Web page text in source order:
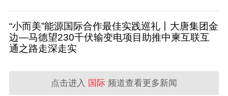
“小而美”能源国际合作最佳实践巡礼丨大唐集团金
边—马德望230千伏输变电项目助推中柬互联互
通之路走深走实
点击进入 国际 频道查看更多新闻